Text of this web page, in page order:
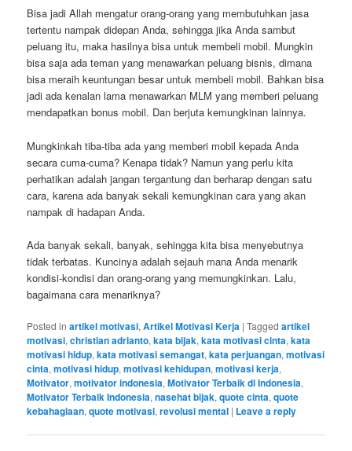
Bisa jadi Allah mengatur orang-orang yang membutuhkan jasa
tertentu nampak didepan Anda, sehingga jika Anda sambut
peluang itu, maka hasilnya bisa untuk membeli mobil. Mungkin
bisa saja ada teman yang menawarkan peluang bisnis, dimana
bisa meraih keuntungan besar untuk membeli mobil. Bahkan bisa
jadi ada kenalan lama menawarkan MLM yang memberi peluang
mendapatkan bonus mobil. Dan berjuta kemungkinan lainnya.
Mungkinkah tiba-tiba ada yang memberi mobil kepada Anda
secara cuma-cuma? Kenapa tidak? Namun yang perlu kita
perhatikan adalah jangan tergantung dan berharap dengan satu
cara, karena ada banyak sekali kemungkinan cara yang akan
nampak di hadapan Anda.
Ada banyak sekali, banyak, sehingga kita bisa menyebutnya
tidak terbatas. Kuncinya adalah sejauh mana Anda menarik
kondisi-kondisi dan orang-orang yang memungkinkan. Lalu,
bagaimana cara menariknya?
Posted in artikel motivasi,Artikel Motivasi Kerja |Tagged artikel
motivasi,christian adrianto,kata bijak,kata motivasi cinta,kata
motivasi hidup,kata motivasi semangat,kata perjuangan,motivasi
cinta,motivasi hidup,motivasi kehidupan,motivasi kerja,
Motivator,motivator indonesia,Motivator Terbaik di Indonesia,
Motivator Terbaik Indonesia,nasehat bijak,quote cinta,quote
kebahagiaan,quote motivasi,revolusi mental | Leave a reply